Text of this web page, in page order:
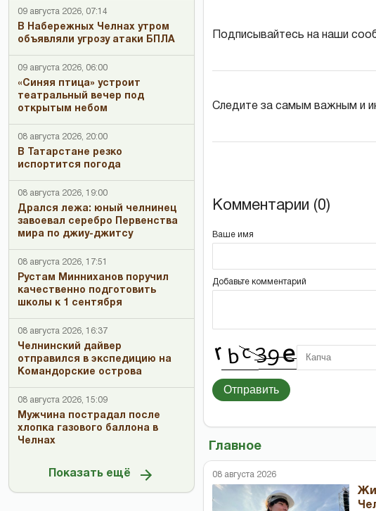
09 августа 2026, 07:14
В Набережных Челнах утром
объявляли угрозу атаки БПЛА
09 августа 2026, 06:00
«Синяя птица» устроит
театральный вечер под
открытым небом
08 августа 2026, 20:00
В Татарстане резко
испортится погода
08 августа 2026, 19:00
Дрался лежа: юный челнинец
завоевал серебро Первенства
мира по джиу-джитсу
08 августа 2026, 17:51
Рустам Минниханов поручил
качественно подготовить
школы к 1 сентября
08 августа 2026, 16:37
Челнинский дайвер
отправился в экспедицию на
Командорские острова
08 августа 2026, 15:09
Мужчина пострадал после
хлопка газового баллона в
Челнах
Показать ещё
Подписывайтесь на наши
Следите за самым важным и
Комментарии (0)
Ваше имя
Добавьте комментарий
Отправить
Главное
08 августа 2026